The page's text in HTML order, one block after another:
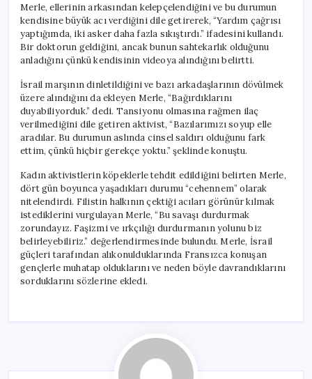
Merle, ellerinin arkasından kelepçelendiğini ve bu durumun
kendisine büyük acı verdiğini dile getirerek, “Yardım çağrısı
yaptığımda, iki asker daha fazla sıkıştırdı.” ifadesini kullandı.
Bir doktorun geldiğini, ancak bunun sahtekarlık olduğunu
anladığını çünkü kendisinin videoya alındığını belirtti.
İsrail marşının dinletildiğini ve bazı arkadaşlarının dövülmek
üzere alındığını da ekleyen Merle, “Bağırdıklarını
duyabiliyorduk.” dedi. Tansiyonu olmasına rağmen ilaç
verilmediğini dile getiren aktivist, “Bazılarımızı soyup elle
aradılar. Bu durumun aslında cinsel saldırı olduğunu fark
ettim, çünkü hiçbir gerekçe yoktu.” şeklinde konuştu.
Kadın aktivistlerin köpeklerle tehdit edildiğini belirten Merle,
dört gün boyunca yaşadıkları durumu “cehennem” olarak
nitelendirdi. Filistin halkının çektiği acıları görünür kılmak
istediklerini vurgulayan Merle, “Bu savaşı durdurmak
zorundayız. Faşizmi ve ırkçılığı durdurmanın yolunu biz
belirleyebiliriz.” değerlendirmesinde bulundu. Merle, İsrail
güçleri tarafından alıkonulduklarında Fransızca konuşan
gençlerle muhatap olduklarını ve neden böyle davrandıklarını
sorduklarını sözlerine ekledi.